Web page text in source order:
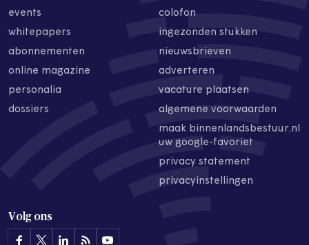
events
whitepapers
abonnementen
online magazine
personalia
dossiers
colofon
ingezonden stukken
nieuwsbrieven
adverteren
vacature plaatsen
algemene voorwaarden
maak binnenlandsbestuur.nl
uw google-favoriet
privacy statement
privacyinstellingen
Volg ons